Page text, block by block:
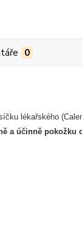
0
lékařského
a účinně pokožku